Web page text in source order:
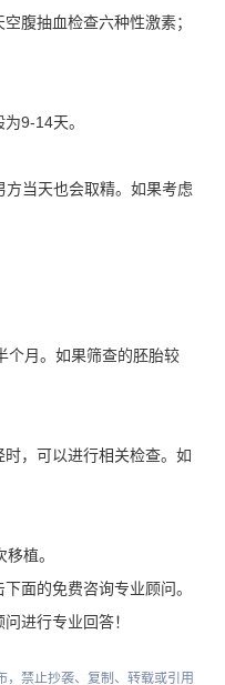
腹抽血检查六种性激素；
9-14天。
当天也会取精。如果考虑
个月。如果筛查的胚胎较
，可以进行相关检查。如
植。
面的免费咨询专业顾问。
进行专业回答！
，禁止抄袭、复制、转载或引用